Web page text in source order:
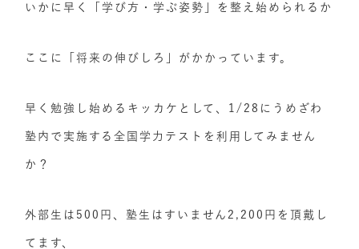
いかに早く「学び方・学ぶ姿勢」を整え始められるか
ここに「将来の伸びしろ」がかかっています。
早く勉強し始めるキッカケとして、1/28にうめざわ
塾内で実施する全国学力テストを利用してみません
か？
外部生は500円、塾生はすいません2,200円を頂戴し
てます、